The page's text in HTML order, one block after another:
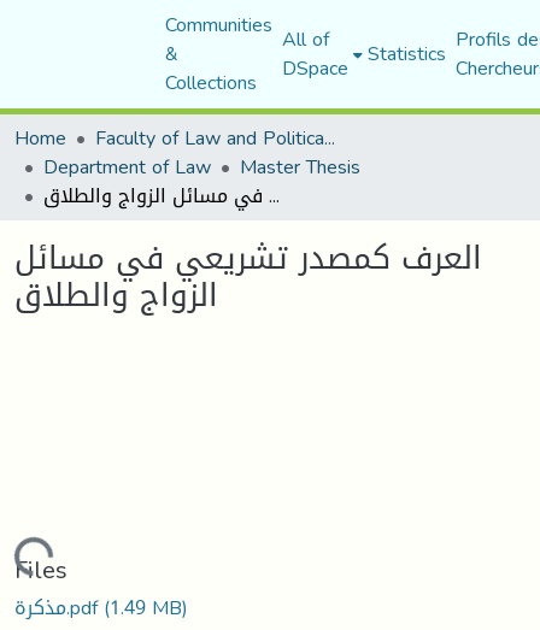
Communities
&
Collections
All of
DSpace Statistics Profils
Home
Faculty of Law and Political Science
Department of Law Master Thesis
العرف كمصدر تشريعي في مسائل الزواج والطلاق
العرف كمصدر تشريعي في مسائل
الزواج والطلاق
Files
مذكرة.pdf(1.49 MB)